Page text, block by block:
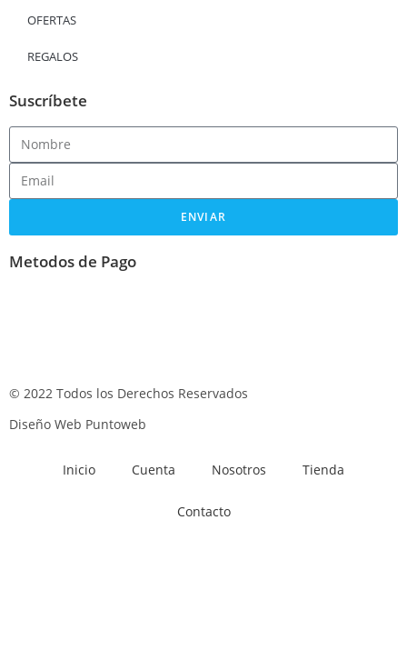
OFERTAS
REGALOS
Suscríbete
ENVIAR
Metodos de Pago
© 2022 Todos los Derechos Reservados
Diseño Web Puntoweb
Inicio Cuenta Nosotros Tienda
Contacto